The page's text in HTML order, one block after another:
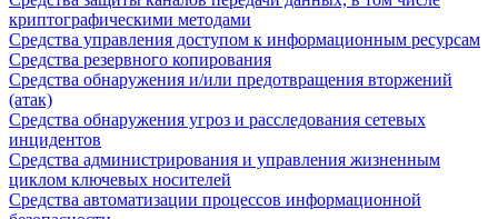
криптографическими методами
Средства управления доступом к информационным ресурсам
Средства резервного копирования
Средства обнаружения и/или предотвращения вторжений
(атак)
Средства обнаружения угроз и расследования сетевых
инцидентов
Средства администрирования и управления жизненным
циклом ключевых носителей
Средства автоматизации процессов информационной